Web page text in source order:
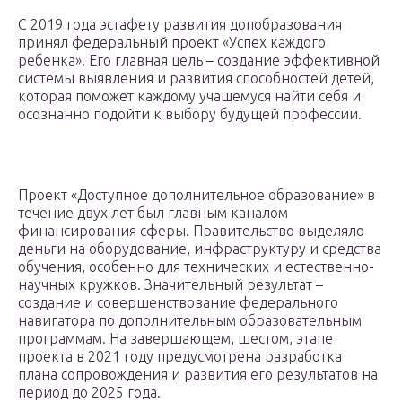
С 2019 года эстафету развития допобразования
принял федеральный проект «Успех каждого
ребенка». Его главная цель – создание эффективной
системы выявления и развития способностей детей,
которая поможет каждому учащемуся найти себя и
осознанно подойти к выбору будущей профессии.
Проект «Доступное дополнительное образование» в
течение двух лет был главным каналом
финансирования сферы. Правительство выделяло
деньги на оборудование, инфраструктуру и средства
обучения, особенно для технических и естественно-
научных кружков. Значительный результат –
создание и совершенствование федерального
навигатора по дополнительным образовательным
программам. На завершающем, шестом, этапе
проекта в 2021 году предусмотрена разработка
плана сопровождения и развития его результатов на
период до 2025 года.